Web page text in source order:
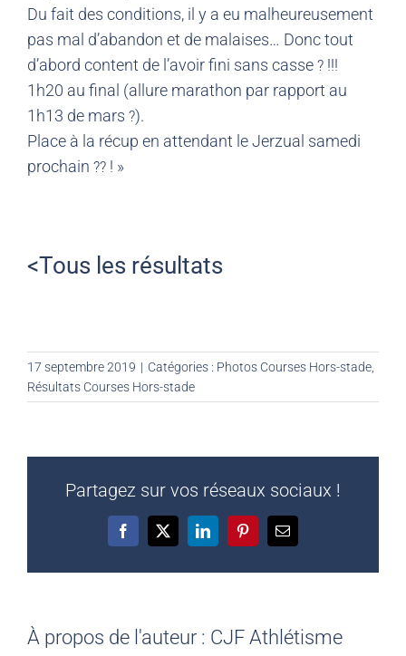
Du fait des conditions, il y a eu malheureusement
pas mal d’abandon et de malaises… Donc tout
d’abord content de l’avoir fini sans casse ? !!!
1h20 au final (allure marathon par rapport au
1h13 de mars ?).
Place à la récup en attendant le Jerzual samedi
prochain ?? ! »
<Tous les résultats
17 septembre 2019 | Catégories : Photos Courses Hors-stade,
Résultats Courses Hors-stade
Partagez sur vos réseaux sociaux !
Facebook
X LinkedInPinterestEmail
À propos de l'auteur : CJF Athlétisme